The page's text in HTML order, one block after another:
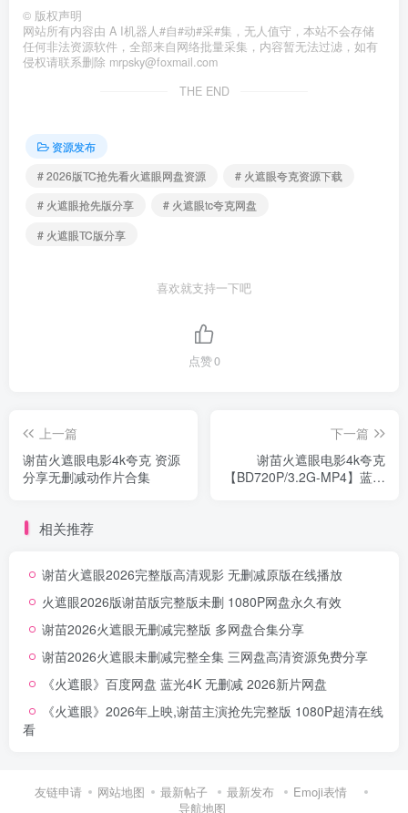
© 版权声明
网站所有内容由 A I机器人#自#动#采#集，无人值守，本站不会存储
任何非法资源软件，全部来自网络批量采集，内容暂无法过滤，如有
侵权请联系删除 mrpsky@foxmail.com
THE END
资源发布
# 2026版TC抢先看火遮眼网盘资源
# 火遮眼夸克资源下载
# 火遮眼抢先版分享
# 火遮眼tc夸克网盘
# 火遮眼TC版分享
喜欢就支持一下吧
点赞0
上一篇
谢苗火遮眼电影4k夸克 资源
分享无删减动作片合集
下一篇
谢苗火遮眼电影4k夸克
【BD720P/3.2G-MP4】蓝光
相关推荐
谢苗火遮眼2026完整版高清观影 无删减原版在线播放
火遮眼2026版谢苗版完整版未删 1080P网盘永久有效
谢苗2026火遮眼无删减完整版 多网盘合集分享
谢苗2026火遮眼未删减完整全集 三网盘高清资源免费分享
《火遮眼》百度网盘 蓝光4K 无删减 2026新片网盘
《火遮眼》2026年上映,谢苗主演抢先完整版 1080P超清在线
看
友链申请 网站地图 最新帖子 最新发布
Emoji表情
导航地图